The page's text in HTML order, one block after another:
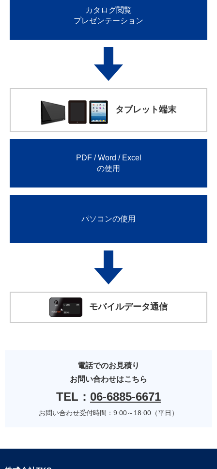
カタログ閲覧
プレゼンテーション
タブレット端末
PDF / Word / Excel
の使用
パソコンの使用
モバイルデータ通信
電話でのお見積り
お問い合わせはこちら
TEL： 06-6885-6671
お問い合わせ受付時間：9:00～18:00（平日）